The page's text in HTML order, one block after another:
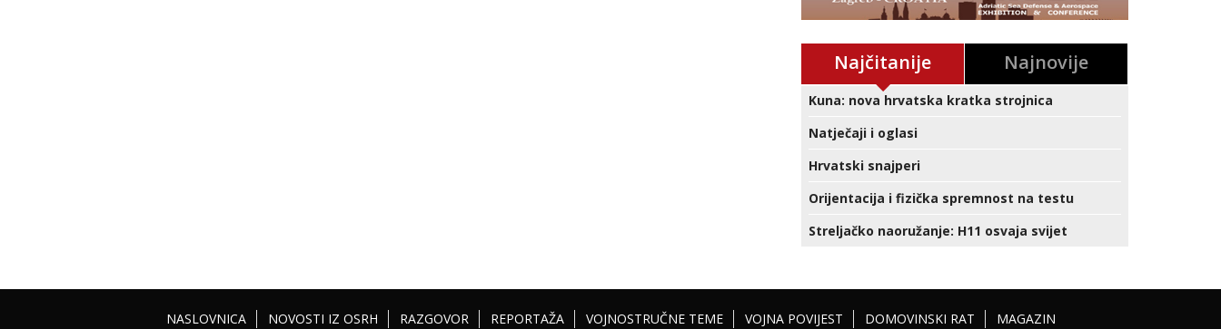
Najčitanije Najnovije
Kuna: nova hrvatska kratka strojnica
Natječaji i oglasi
Hrvatski snajperi
Orijentacija i fizička spremnost na testu
Streljačko naoružanje: H11 osvaja svijet
NASLOVNICA NOVOSTI IZ OSRH RAZGOVOR REPORTAŽA VOJNOSTRUČNE TEME VOJNA POVIJEST DOMOVINSKI RAT MAGAZIN